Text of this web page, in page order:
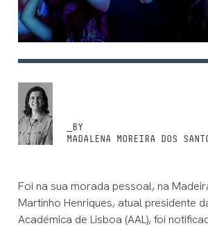
_BY
MADALENA MOREIRA DOS
Foi na sua morada pessoal, na
Martinho Henriques, atual presidente
Académica de Lisboa (AAL), foi